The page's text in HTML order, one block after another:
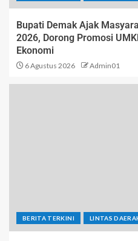
Bupati Demak Ajak
2026, Dorong Promosi
Ekonomi
6 Agustus 2026 Admin01
BERITA TERKINI LINTAS